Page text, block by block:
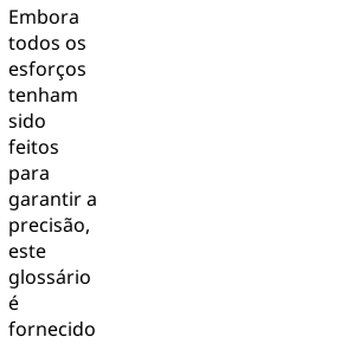
Embora
todos os
esforços
tenham
sido
feitos
para
garantir a
precisão,
este
glossário
é
fornecido